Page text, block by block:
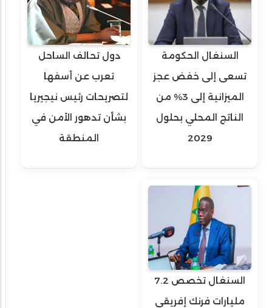
السنغال الحكومة
تسعى إلى خفض عجز
الميزانية إلى 3% من
الناتج المحلي بحلول
2029
دول تحالف الساحل
تعرب عن أسفها
لتصريحات رئيس نيجيريا
بشأن تدهور الأمن في
المنطقة
السنغال تخصص 7.2
مليارات فرنك إفريقي